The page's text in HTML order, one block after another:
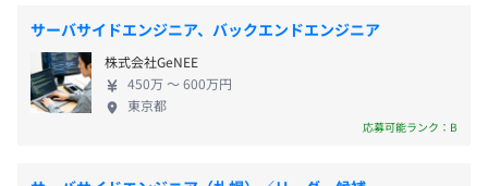
・ほとんどのプロダクトコード／機能に、単体テスト／受
け入れテストを記述／実施したり、想定される複数環境で
の品質チェックを必ずおこないます。
・すべてのコードをバージョン管理ツールで管理したり、
コードによるインフラ構成管理（Infrastructure as
企業主導型ベビーシッター利用者支援制度
総合福祉団体定期保険
退職金制度(確定拠出年金制度)
財形貯蓄制度
サーバサイドエンジニア、バックエンドエンジニア
株式会社GeNEE
450万 〜 600万円
東京都
応募可能ランク：B